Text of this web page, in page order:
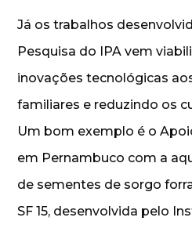
Já os trabalhos
Pesquisa do IPA vem
inovações tecnológicas
familiares e reduzindo os
Um bom exemplo é o
em Pernambuco com a
de sementes de sorgo
SF 15, desenvolvida pelo